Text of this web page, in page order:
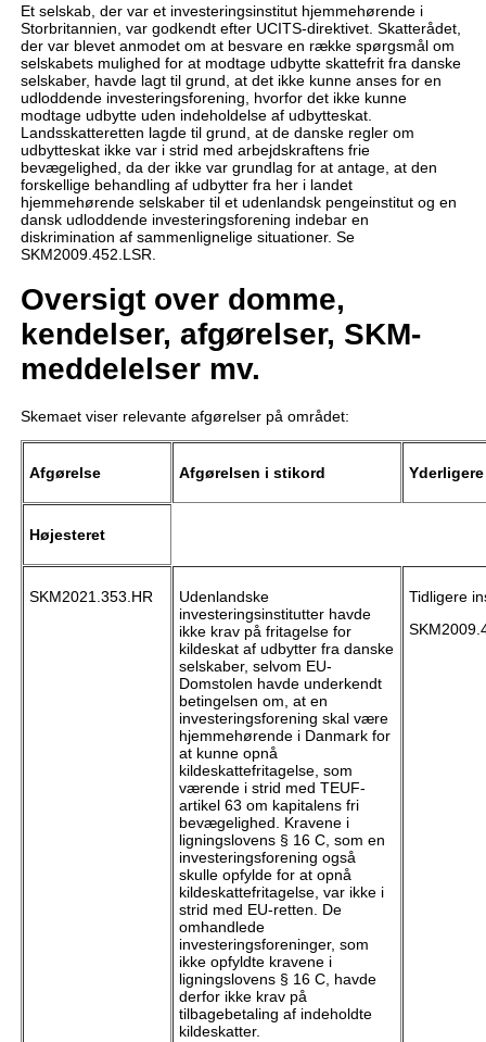
Et selskab, der var et investeringsinstitut hjemmehørende i
Storbritannien, var godkendt efter UCITS-direktivet. Skatterådet,
der var blevet anmodet om at besvare en række spørgsmål om
selskabets mulighed for at modtage udbytte skattefrit fra danske
selskaber, havde lagt til grund, at det ikke kunne anses for en
udloddende investeringsforening, hvorfor det ikke kunne
modtage udbytte uden indeholdelse af udbytteskat.
Landsskatteretten lagde til grund, at de danske regler om
udbytteskat ikke var i strid med arbejdskraftens frie
bevægelighed, da der ikke var grundlag for at antage, at den
forskellige behandling af udbytter fra her i landet
hjemmehørende selskaber til et udenlandsk pengeinstitut og en
dansk udloddende investeringsforening indebar en
diskrimination af sammenlignelige situationer. Se
SKM2009.452.LSR.
Oversigt over domme,
kendelser, afgørelser, SKM-
meddelelser mv.
Skemaet viser relevante afgørelser på området:
Afgørelse Afgørelsen i stikord
Højesteret
SKM2021.353.HR
Udenlandske
investeringsinstitutter havde
ikke krav på fritagelse for
kildeskat af udbytter fra danske
selskaber, selvom EU-
Domstolen havde underkendt
betingelsen om, at en
investeringsforening skal være
hjemmehørende i Danmark for
at kunne opnå
kildeskattefritagelse, som
værende i strid med TEUF-
artikel 63 om kapitalens fri
bevægelighed. Kravene i
ligningslovens § 16 C, som en
investeringsforening også
skulle opfylde for at opnå
kildeskattefritagelse, var ikke i
strid med EU-retten. De
omhandlede
investeringsforeninger, som
ikke opfyldte kravene i
ligningslovens § 16 C, havde
derfor ikke krav på
tilbagebetaling af indeholdte
kildeskatter.
Tidligere